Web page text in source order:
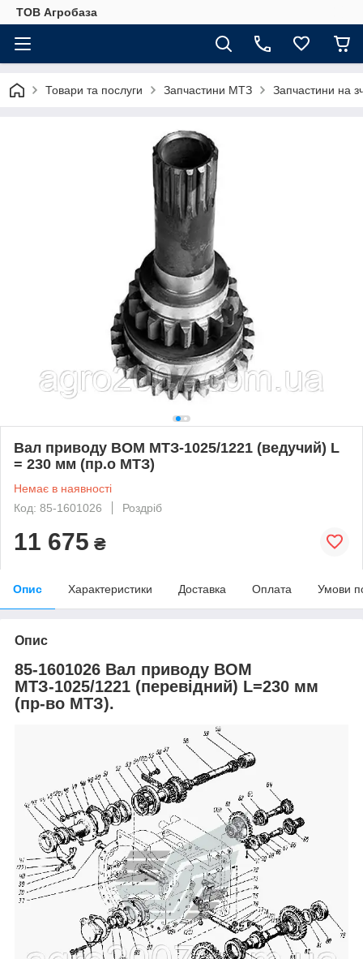
ТОВ Агробаза
Товари та послуги Запчастини МТЗ Запчастини на
Вал приводу ВОМ МТЗ-1025/1221 (ведучий) L
= 230 мм (пр.о МТЗ)
Немає в наявності
Код: 85-1601026
Роздріб
11 675 ₴
Опис Характеристики Доставка Оплата Умови
Опис
85-1601026 Вал приводу ВОМ
МТЗ-1025/1221 (перевідний) L=230 мм
(пр-во МТЗ).